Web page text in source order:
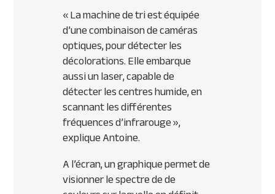
«La machine de tri est équipée
d’une combinaison de caméras
optiques, pour détecter les
décolorations. Elle embarque
aussi un laser, capable de
détecter les centres humide, en
scannant les différentes
fréquences d’infrarouge»,
explique Antoine.
A l’écran, un graphique permet de
visionner le spectre de de